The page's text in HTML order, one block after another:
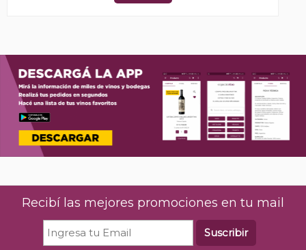
Recibí las mejores promociones en tu mail
Suscribir